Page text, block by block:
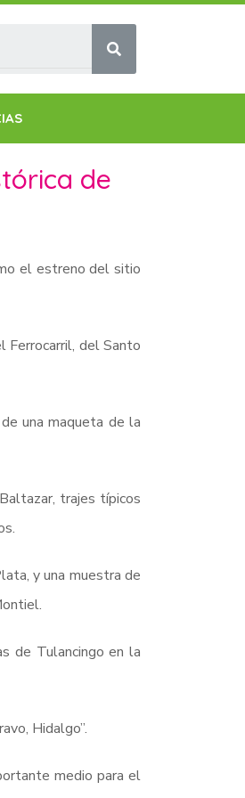
de
el estreno del sitio
Ferrocarril, del Santo
una maqueta de la
trajes típicos
y una muestra de
de Tulancingo en la
Hidalgo”.
medio para el